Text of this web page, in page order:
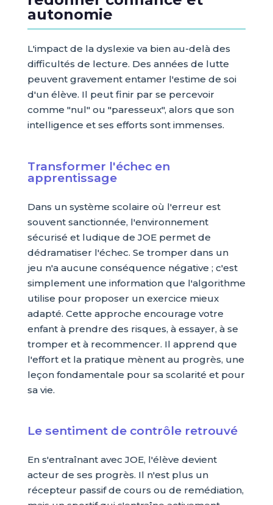
autonomie
L'impact de la dyslexie va bien au-delà des
difficultés de lecture. Des années de lutte
peuvent gravement entamer l'estime de soi
d'un élève. Il peut finir par se percevoir
comme "nul" ou "paresseux", alors que son
intelligence et ses efforts sont immenses.
Transformer l'échec en
apprentissage
Dans un système scolaire où l'erreur est
souvent sanctionnée, l'environnement
sécurisé et ludique de JOE permet de
dédramatiser l'échec. Se tromper dans un
jeu n'a aucune conséquence négative ; c'est
simplement une information que l'algorithme
utilise pour proposer un exercice mieux
adapté. Cette approche encourage votre
enfant à prendre des risques, à essayer, à se
tromper et à recommencer. Il apprend que
l'effort et la pratique mènent au progrès, une
leçon fondamentale pour sa scolarité et pour
sa vie.
Le sentiment de contrôle retrouvé
En s'entraînant avec JOE, l'élève devient
acteur de ses progrès. Il n'est plus un
récepteur passif de cours ou de remédiation,